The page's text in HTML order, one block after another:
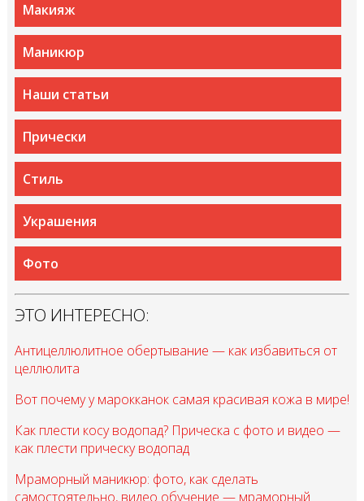
Макияж
Маникюр
Наши статьи
Прически
Стиль
Украшения
Фото
ЭТО ИНТЕРЕСНО:
Антицеллюлитное обертывание — как избавиться от
целлюлита
Вот почему у марокканок самая красивая кожа в мире!
Как плести косу водопад? Прическа с фото и видео —
как плести прическу водопад
Мраморный маникюр: фото, как сделать
самостоятельно, видео обучение — мраморный